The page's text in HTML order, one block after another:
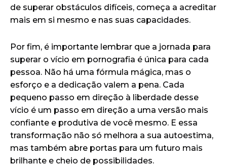
de superar obstáculos difíceis, começa a acreditar
mais em si mesmo e nas suas capacidades.
Por fim, é importante lembrar que a jornada para
superar o vício em pornografia é única para cada
pessoa. Não há uma fórmula mágica, mas o
esforço e a dedicação valem a pena. Cada
pequeno passo em direção à liberdade desse
vício é um passo em direção a uma versão mais
confiante e produtiva de você mesmo. E essa
transformação não só melhora a sua autoestima,
mas também abre portas para um futuro mais
brilhante e cheio de possibilidades.